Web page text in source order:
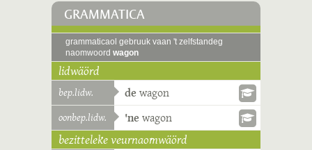
GRAMMATICA
grammaticaol gebruuk vaan 't zelfstandeg
naomwoord wagon
lidwäörd
bep.lidw. de wagon
oonbep.lidw. 'ne wagon
bezitteleke veurnaomwäörd